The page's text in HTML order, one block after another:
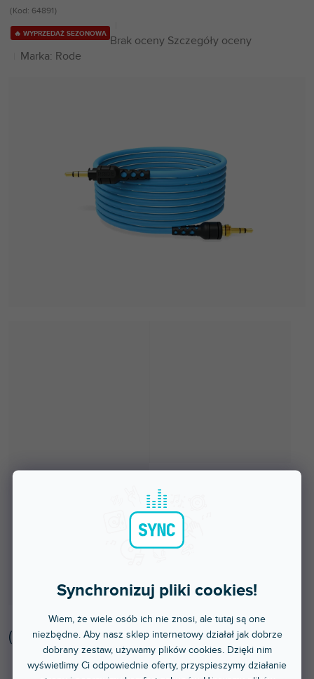
Synchronizuj pliki cookies!
Wiem, że wiele osób ich nie znosi, ale tutaj są one
niezbędne. Aby nasz sklep internetowy działał jak dobrze
dobrany zestaw, używamy plików cookies. Dzięki nim
wyświetlimy Ci odpowiednie oferty, przyspieszymy działanie
Kod: 64891
🔥 WYPRZEDAŻ SEZONOWA Średnia
gwiazdek.
Brak oceny Szczegóły oceny
Marka: Rode
Dostępny w sklepie stacjonarnym
( 2 szt)